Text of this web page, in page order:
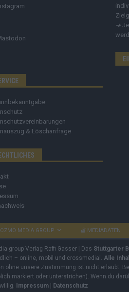
& Löschanfrage
➔
MEDIA GROUP MEDIADATEN
group Verlag Raffi Gasser | Das Stuttgarter
– online, mobil und crossmedial. Alle
ohne unsere Zustimmung ist nicht erlaubt.
markiert oder unterstrichen). Wenn du
Impressum | Datenschutz